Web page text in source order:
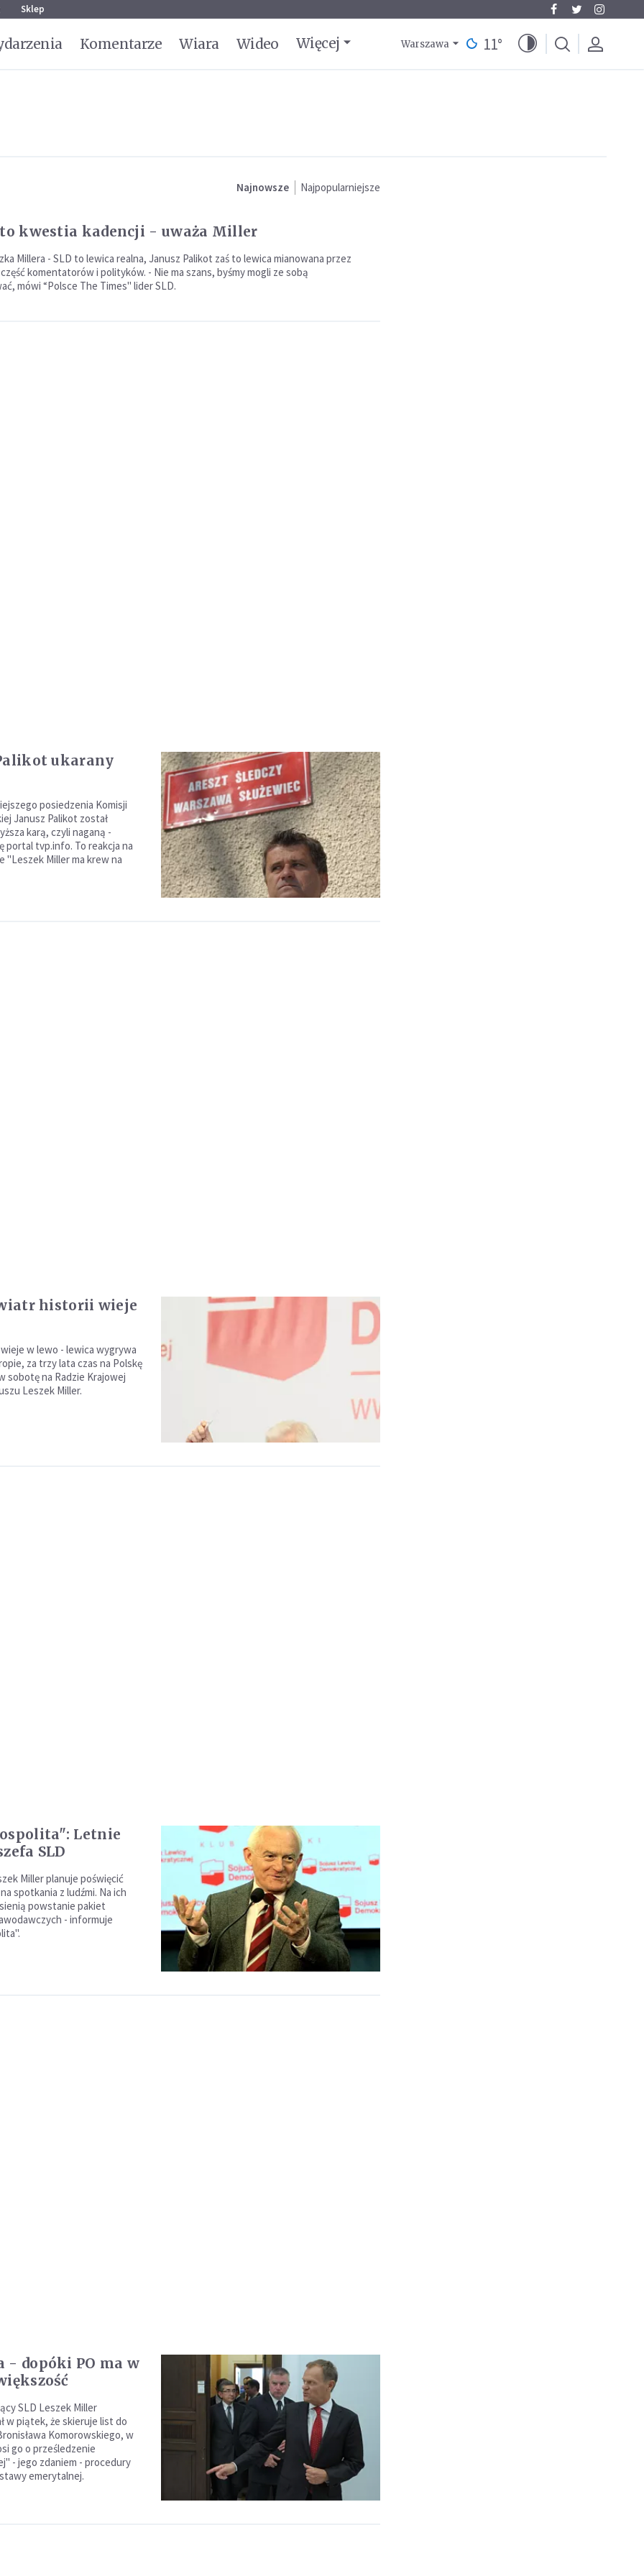
Sklep
Komentarze Wiara Wideo Więcej Warszawa 11°
Najnowsze Najpopularniejsze
kwestia kadencji - uważa Miller
Millera - SLD to lewica realna, Janusz Palikot zaś to lewica mianowana przez
komentatorów i polityków. - Nie ma szans, byśmy mogli ze sobą
mówi “Polsce The Times" lider SLD.
ukarany
posiedzenia Komisji
Janusz Palikot został
karą, czyli naganą -
portal tvp.info. To reakcja na
"Leszek Miller ma krew na
historii wieje
w lewo - lewica wygrywa
za trzy lata czas na Polskę
sobotę na Radzie Krajowej
Leszek Miller.
Letnie
SLD
Miller planuje poświęcić
spotkania z ludźmi. Na ich
powstanie pakiet
- informuje
- dopóki PO ma w
SLD Leszek Miller
w piątek, że skieruje list do
Komorowskiego, w
go o prześledzenie
- jego zdaniem - procedury
emerytalnej.